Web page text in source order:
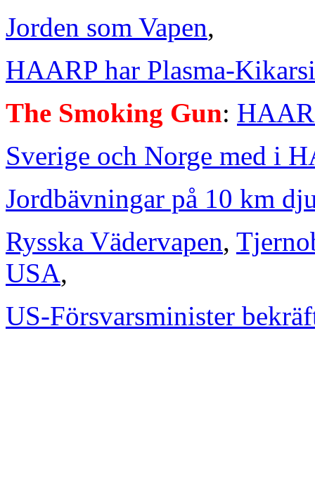
Jorden som Vapen,
HAARP har Plasma-
The Smoking Gun:
Sverige och Norge med i
Jordbävningar på 10 km
Rysska Vädervapen,
USA,
US-Försvarsminister